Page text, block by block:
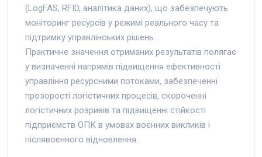
(LogFAS, RFID, аналітика даних), що забезпечують
моніторинг ресурсів у режимі реального часу та
підтримку управлінських рішень.
Практичне значення отриманих результатів полягає
у визначенні напрямів підвищення ефективності
управління ресурсними потоками, забезпеченні
прозорості логістичних процесів, скороченні
логістичних розривів та підвищенні стійкості
підприємств ОПК в умовах воєнних викликів і
післявоєнного відновлення.